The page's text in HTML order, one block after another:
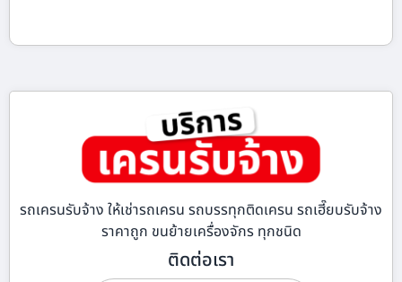
รถเครนรับจ้าง ให้เช่ารถเครน รถบรรทุกติดเครน รถเฮี๊ยบรับจ้าง
ราคาถูก ขนย้ายเครื่องจักร ทุกชนิด
ติดต่อเรา